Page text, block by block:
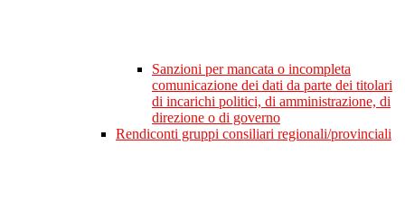
Sanzioni per mancata o incompleta
comunicazione dei dati da parte dei titolari
di incarichi politici, di amministrazione, di
direzione o di governo
Rendiconti gruppi consiliari regionali/provinciali